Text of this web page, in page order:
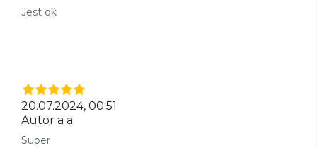
Jest ok
20.07.2024, 00:51
Autor a a
Super